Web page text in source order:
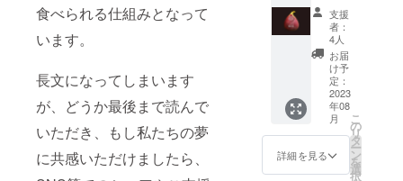
食べられる仕組みとなって
います。
長文になってしまいます
が、どうか最後まで読んで
いただき、もし私たちの夢
に共感いただけましたら、
につき6
粒まで
です。
いちじ
くの量
が必要
な場合
は、お
手数で
援件数
でご調
で育て
た、朝
採り完
熟のい
ちじく
です。
少し触
るだけ
で簡単
でしま
う完熟
ポテト
が絶品
です。
当園で
毎年ご
好評い
ただい
ている
人気
品種で
す。 金
ちじく2
種6個※
稀に3種
になる
ことも
ありま
す） 発
送時
期：8月
下旬～9
月末 賞
してい
ます。
高級感
のある
黒い化
粧箱に
詰めて
おり、
ギフト
にも喜
ばれて
た しあ
わせ無
花果】
＋お礼
メール
（電子
メー
ル） 高
級感の
ある黒
い化粧
箱に詰
支援
者：
4人
お届
け予
定：
2023
年08
月
詳細を見る
こ
の
リ
タ
ー
ン
を
選
択